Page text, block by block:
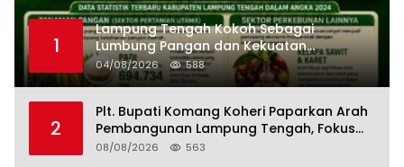
1
Lampung Tengah Kokoh Sebagai
Lumbung Pangan dan Kekuatan
Perkebunan Lampung, Komang Koheri:
Kemandirian Pangan adalah Fondasi
04/08/2026 588
2
Plt. Bupati Komang Koheri Paparkan Arah
Pembangunan Lampung Tengah, Fokus
pada SDM, Ekonomi, Infrastruktur dan
08/08/2026 563